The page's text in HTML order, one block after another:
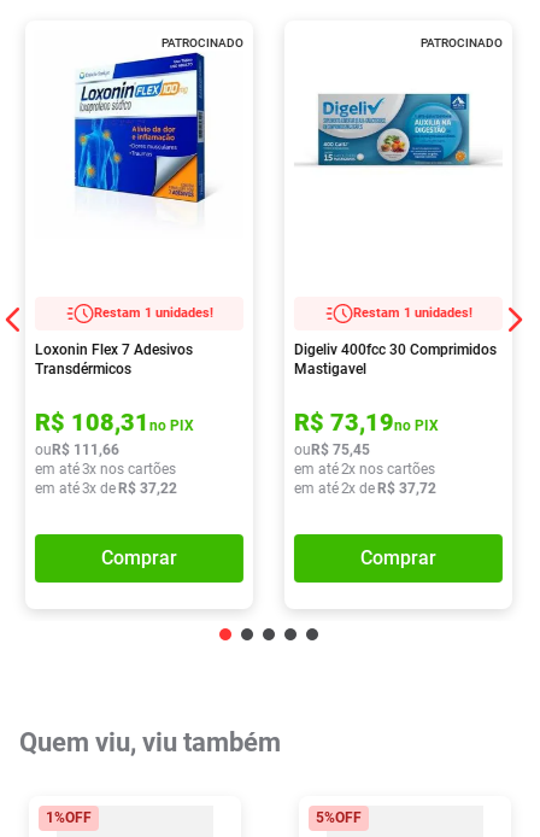
PATROCINADO
Restam 1 unidades!
Loxonin Flex 7 Adesivos
Transdérmicos
R$ 108,31 no PIX
ou R$ 111 ,66
em até3x nos cartões
em até3x de R$ 37,22
Comprar
PATROCINADO
Restam 1 unidades!
Digeliv 400fcc 30 Comprimidos
Mastigavel
R$ 73,19no PIX
ou R$ 75,45
em até2x nos cartões
em até2x de R$ 37,72
Comprar
Quem viu, viu também
1%OFF 5%OFF